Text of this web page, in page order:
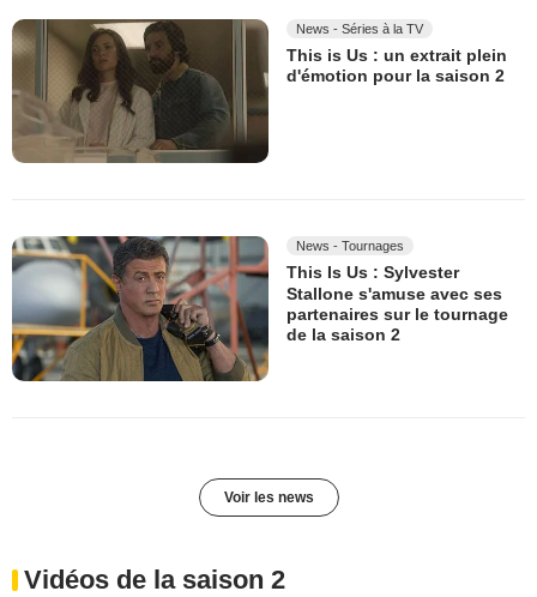
News - Séries à la TV
This is Us : un extrait plein
d'émotion pour la saison 2
News - Tournages
This Is Us : Sylvester
Stallone s'amuse avec ses
partenaires sur le tournage
de la saison 2
Voir les news
Vidéos de la saison 2